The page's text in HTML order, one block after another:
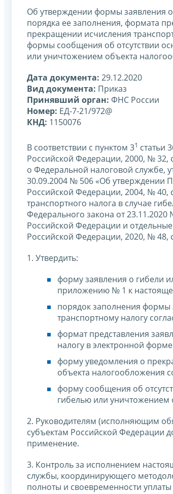
Об утверждении формы заявления
порядка ее заполнения, формата
прекращении исчисления
формы сообщения об отсутствии
или уничтожением объекта
Дата документа: 29.12.2020
Вид документа: Приказ
Принявший орган: ФНС России
Номер: ЕД-7-21/972@
КНД: 1150076
В соответствии с пунктом 31 статьи
Российской Федерации, 2000, № 32,
о Федеральной налоговой службе,
30.09.2004 № 506 «Об утверждении
Российской Федерации, 2004, № 40,
транспортного налога в случае
Федерального закона от
Российской Федерации и
Российской Федерации, 2020, № 48,
1. Утвердить:
форму заявления о гибели
приложению № 1 к
порядок заполнения формы
транспортному налогу
формат представления
налогу в электронной
форму уведомления о
объекта налогообложения
форму сообщения об
гибелью или уничтожением
2. Руководителям (исполняющим
субъектам Российской Федерации
применение.
3. Контроль за исполнением
службы, координирующего
полноты и своевременности